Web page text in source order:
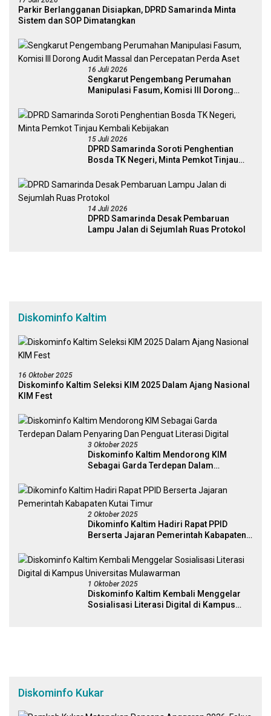
Parkir Berlangganan Disiapkan, DPRD Samarinda Minta
Sistem dan SOP Dimatangkan
16 Juli 2026
Sengkarut Pengembang Perumahan
Manipulasi Fasum, Komisi III Dorong
15 Juli 2026
DPRD Samarinda Soroti Penghentian
Bosda TK Negeri, Minta Pemkot Tinjau
14 Juli 2026
DPRD Samarinda Desak Pembaruan
Lampu Jalan di Sejumlah Ruas Protokol
Diskominfo Kaltim
16 Oktober 2025
Diskominfo Kaltim Seleksi KIM 2025 Dalam Ajang Nasional
KIM Fest
3 Oktober 2025
Diskominfo Kaltim Mendorong KIM
Sebagai Garda Terdepan Dalam
2 Oktober 2025
Dikominfo Kaltim Hadiri Rapat PPID
Berserta Jajaran Pemerintah Kabapaten
1 Oktober 2025
Diskominfo Kaltim Kembali Menggelar
Sosialisasi Literasi Digital di Kampus
Diskominfo Kukar